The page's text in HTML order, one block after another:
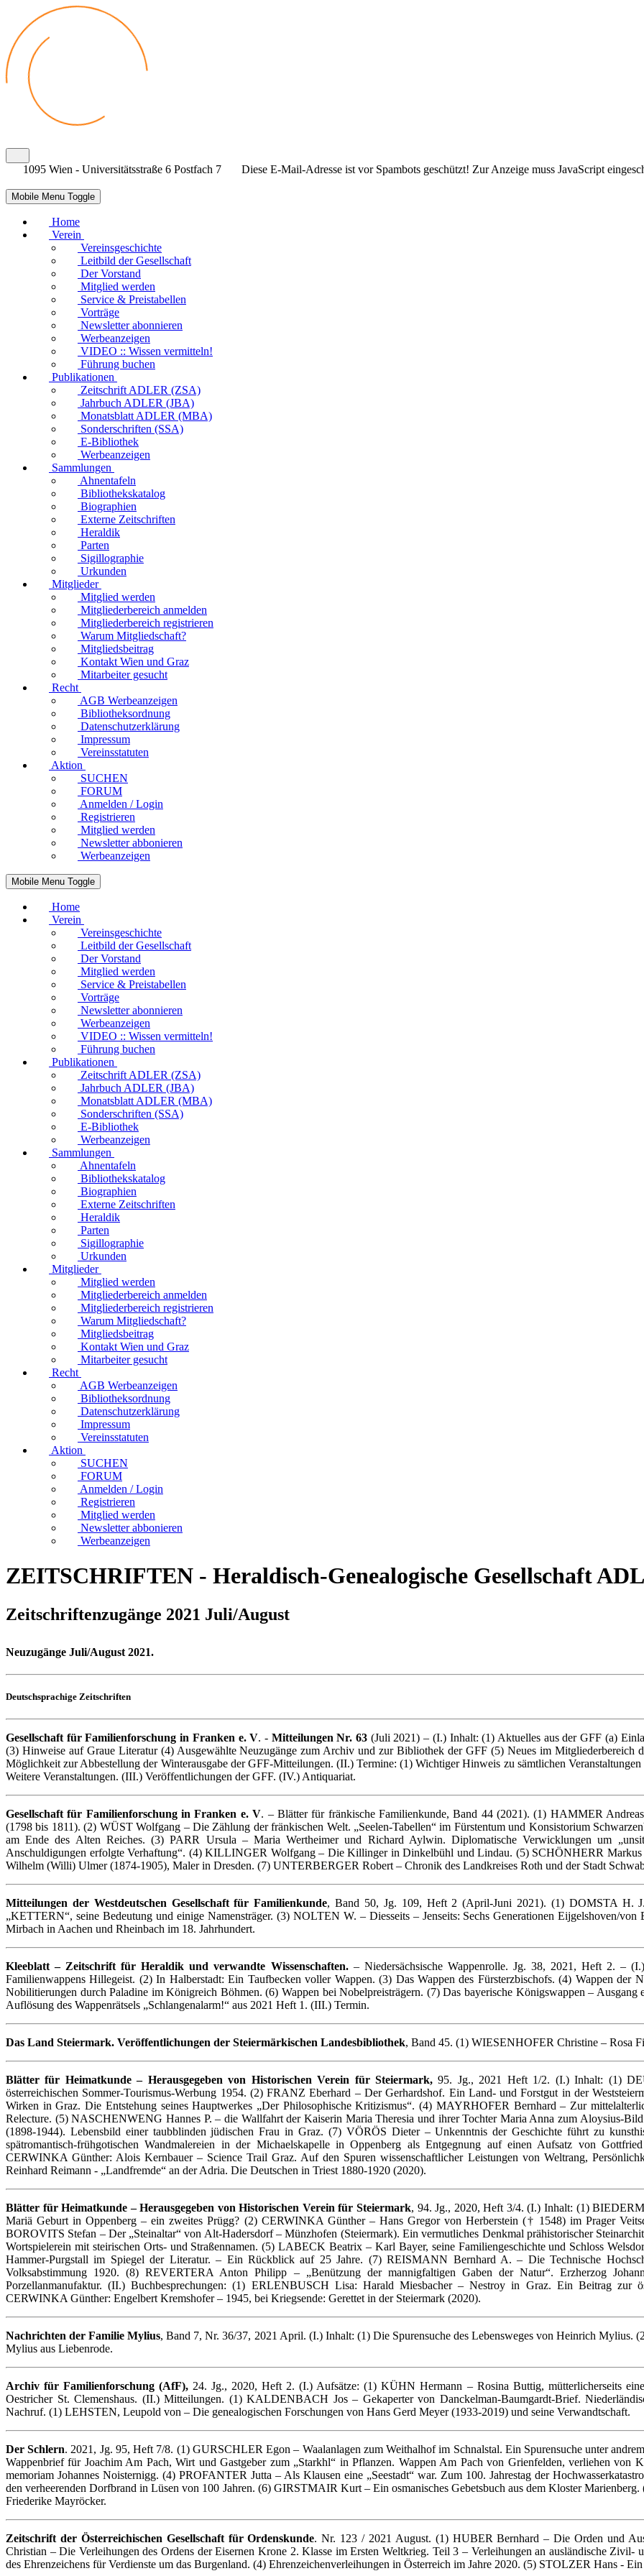
1095 Wien - Universitätsstraße 6 Postfach 7 Diese E-Mail-Adresse ist vor Spambots geschützt! Zur Anzeige muss JavaScript
Mobile Menu Toggle
Home
Verein
Vereinsgeschichte
Leitbild der Gesellschaft
Der Vorstand
Mitglied werden
Service & Preistabellen
Vorträge
Newsletter abonnieren
Werbeanzeigen
VIDEO :: Wissen vermitteln!
Führung buchen
Publikationen
Zeitschrift ADLER (ZSA)
Jahrbuch ADLER (JBA)
Monatsblatt ADLER (MBA)
Sonderschriften (SSA)
E-Bibliothek
Werbeanzeigen
Sammlungen
Ahnentafeln
Bibliothekskatalog
Biographien
Externe Zeitschriften
Heraldik
Parten
Sigillographie
Urkunden
Mitglieder
Mitglied werden
Mitgliederbereich anmelden
Mitgliederbereich registrieren
Warum Mitgliedschaft?
Mitgliedsbeitrag
Kontakt Wien und Graz
Mitarbeiter gesucht
Recht
AGB Werbeanzeigen
Bibliotheksordnung
Datenschutzerklärung
Impressum
Vereinsstatuten
Aktion
SUCHEN
FORUM
Anmelden / Login
Registrieren
Mitglied werden
Newsletter abbonieren
Werbeanzeigen
Mobile Menu Toggle
Home
Verein
Vereinsgeschichte
Leitbild der Gesellschaft
Der Vorstand
Mitglied werden
Service & Preistabellen
Vorträge
Newsletter abonnieren
Werbeanzeigen
VIDEO :: Wissen vermitteln!
Führung buchen
Publikationen
Zeitschrift ADLER (ZSA)
Jahrbuch ADLER (JBA)
Monatsblatt ADLER (MBA)
Sonderschriften (SSA)
E-Bibliothek
Werbeanzeigen
Sammlungen
Ahnentafeln
Bibliothekskatalog
Biographien
Externe Zeitschriften
Heraldik
Parten
Sigillographie
Urkunden
Mitglieder
Mitglied werden
Mitgliederbereich anmelden
Mitgliederbereich registrieren
Warum Mitgliedschaft?
Mitgliedsbeitrag
Kontakt Wien und Graz
Mitarbeiter gesucht
Recht
AGB Werbeanzeigen
Bibliotheksordnung
Datenschutzerklärung
Impressum
Vereinsstatuten
Aktion
SUCHEN
FORUM
Anmelden / Login
Registrieren
Mitglied werden
Newsletter abbonieren
Werbeanzeigen
ZEITSCHRIFTEN - Heraldisch-Genealogische Gesellschaft
Zeitschriftenzugänge 2021 Juli/August
Neuzugänge Juli/August 2021.
Deutschsprachige Zeitschriften
Gesellschaft für Familienforschung in Franken e. V. - Mitteilungen Nr. 63 (Juli 2021) – (I.) Inhalt: (1) Aktuelles aus der GFF (a)
(3) Hinweise auf Graue Literatur (4) Ausgewählte Neuzugänge zum Archiv und zur Bibliothek der GFF (5) Neues im Mitgliederbereich
Möglichkeit zur Abbestellung der Winterausgabe der GFF-Mitteilungen. (II.) Termine: (1) Wichtiger Hinweis zu sämtlichen
Weitere Veranstaltungen. (III.) Veröffentlichungen der GFF. (IV.) Antiquariat.
Gesellschaft für Familienforschung in Franken e. V. – Blätter für fränkische Familienkunde, Band 44 (2021). (1) HAMMER
(1798 bis 1811). (2) WÜST Wolfgang – Die Zählung der fränkischen Welt. „Seelen-Tabellen“ im Fürstentum und Konsistorium
am Ende des Alten Reiches. (3) PARR Ursula – Maria Wertheimer und Richard Aylwin. Diplomatische Verwicklungen um
Anschuldigungen erfolgte Verhaftung“. (4) KILLINGER Wolfgang – Die Killinger in Dinkelbühl und Lindau. (5) SCHÖNHERR
Wilhelm (Willi) Ulmer (1874-1905), Maler in Dresden. (7) UNTERBERGER Robert – Chronik des Landkreises Roth und der Stadt
Mitteilungen der Westdeutschen Gesellschaft für Familienkunde, Band 50, Jg. 109, Heft 2 (April-Juni 2021). (1) DOMSTA H.
„KETTERN“, seine Bedeutung und einige Namensträger. (3) NOLTEN W. – Diesseits – Jenseits: Sechs Generationen Eijgelshoven/
Mirbach in Aachen und Rheinbach im 18. Jahrhundert.
Kleeblatt – Zeitschrift für Heraldik und verwandte Wissenschaften.– Niedersächsische Wappenrolle. Jg. 38, 2021, Heft 2. –
Familienwappens Hillegeist. (2) In Halberstadt: Ein Taufbecken voller Wappen. (3) Das Wappen des Fürsterzbischofs. (4) Wappen der
Nobilitierungen durch Paladine im Königreich Böhmen. (6) Wappen bei Nobelpreisträgern. (7) Das bayerische Königswappen – Ausgang
Auflösung des Wappenrätsels „Schlangenalarm!“ aus 2021 Heft 1. (III.) Termin.
Das Land Steiermark. Veröffentlichungen der Steiermärkischen Landesbibliothek, Band 45. (1) WIESENHOFER Christine – Rosa
Blätter für Heimatkunde – Herausgegeben von Historischen Verein für Steiermark, 95. Jg., 2021 Heft 1/2. (I.) Inhalt: (1)
österreichischen Sommer-Tourismus-Werbung 1954. (2) FRANZ Eberhard – Der Gerhardshof. Ein Land- und Forstgut in der
Wirken in Graz. Die Entstehung seines Hauptwerkes „Der Philosophische Kritizismus“. (4) MAYRHOFER Bernhard – Zur
Relecture. (5) NASCHENWENG Hannes P. – die Wallfahrt der Kaiserin Maria Theresia und ihrer Tochter Maria Anna zum Aloysius-
(1898-1944). Lebensbild einer taubblinden jüdischen Frau in Graz. (7) VÖRÖS Dieter – Unkenntnis der Geschichte führt zu
spätromantisch-frühgotischen Wandmalereien in der Michaelskapelle in Oppenberg als Entgegnung auf einen Aufsatz von
CERWINKA Günther: Alois Kernbauer – Science Trail Graz. Auf den Spuren wissenschaftlicher Leistungen von Weltrang,
Reinhard Reimann - „Landfremde“ an der Adria. Die Deutschen in Triest 1880-1920 (2020).
Blätter für Heimatkunde – Herausgegeben von Historischen Verein für Steiermark, 94. Jg., 2020, Heft 3/4. (I.) Inhalt: (1)
Mariä Geburt in Oppenberg – ein zweites Prügg? (2) CERWINKA Günther – Hans Gregor von Herberstein († 1548) im Prager
BOROVITS Stefan – Der „Steinaltar“ von Alt-Hadersdorf – Münzhofen (Steiermark). Ein vermutliches Denkmal prähistorischer
Wortspielerein mit steirischen Orts- und Straßennamen. (5) LABECK Beatrix – Karl Bayer, seine Familiengeschichte und Schloss
Hammer-Purgstall im Spiegel der Literatur. – Ein Rückblick auf 25 Jahre. (7) REISMANN Bernhard A. – Die Technische
Volksabstimmung 1920. (8) REVERTERA Anton Philipp – „Benützung der mannigfaltigen Gaben der Natur“. Erzherzog
Porzellanmanufaktur. (II.) Buchbesprechungen: (1) ERLENBUSCH Lisa: Harald Miesbacher – Nestroy in Graz. Ein Beitrag zur
CERWINKA Günther: Engelbert Kremshofer – 1945, bei Kriegsende: Gerettet in der Steiermark (2020).
Nachrichten der Familie Mylius, Band 7, Nr. 36/37, 2021 April. (I.) Inhalt: (1) Die Spurensuche des Lebensweges von Heinrich Mylius.
Mylius aus Liebenrode.
Archiv für Familienforschung (AfF), 24. Jg., 2020, Heft 2. (I.) Aufsätze: (1) KÜHN Hermann – Rosina Buttig, mütterlicherseits
Oestricher St. Clemenshaus. (II.) Mitteilungen. (1) KALDENBACH Jos – Gekaperter von Danckelman-Baumgardt-Brief.
Nachruf. (1) LEHSTEN, Leupold von – Die genealogischen Forschungen von Hans Gerd Meyer (1933-2019) und seine Verwandtschaft.
Der Schlern. 2021, Jg. 95, Heft 7/8. (1) GURSCHLER Egon – Waalanlagen zum Weithalhof im Schnalstal. Ein Spurensuche unter
Wappenbrief für Joachim Am Pach, Wirt und Gastgeber zum „Starkhl“ in Pflanzen. Wappen Am Pach von Grienfelden, verliehen
memoriam Johannes Noisternigg. (4) PROFANTER Jutta – Als Klausen eine „Seestadt“ war. Zum 100. Jahrestag der
den verheerenden Dorfbrand in Lüsen von 100 Jahren. (6) GIRSTMAIR Kurt – Ein osmanisches Gebetsbuch aus dem Kloster
Friederike Mayröcker.
Zeitschrift der Österreichischen Gesellschaft für Ordenskunde. Nr. 123 / 2021 August. (1) HUBER Bernhard – Die Orden und
Christian – Die Verleihungen des Ordens der Eisernen Krone 2. Klasse im Ersten Weltkrieg. Teil 3 – Verleihungen an ausländische
des Ehrenzeichens für Verdienste um das Burgenland. (4) Ehrenzeichenverleihungen in Österreich im Jahre 2020. (5) STOLZER Hans -